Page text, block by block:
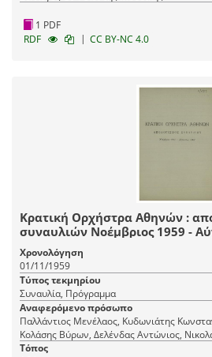
1 PDF
RDF
| CC BY-NC 4.0
Κρατική Ορχήστρα Αθηνών :
συναυλιών Νοέμβριος 1959 -
Χρονολόγηση
01/11/1959
Τύπος τεκμηρίου
Συναυλία, Πρόγραμμα
Αναφερόμενο πρόσωπο
Παλλάντιος Μενέλαος, Κυδωνιάτης
Κολάσης Βύρων, Δελένδας Αντώνιος,
Μίκης, Σισιλιάνος Γιώργος, Βαβαγιάννης
Τόπος